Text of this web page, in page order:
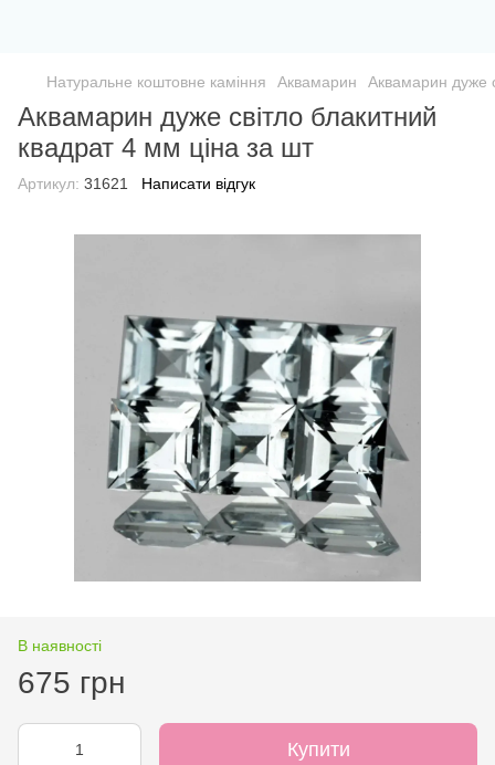
Натуральне коштовне каміння Аквамарин Аквамарин дуже
Аквамарин дуже світло блакитний
квадрат 4 мм ціна за шт
Артикул: 31621 Написати відгук
В наявності
675 грн
Купити